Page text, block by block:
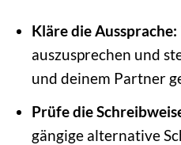
Kläre die Aussprache:
auszusprechen und
und deinem Partner
Prüfe die
gängige alternative